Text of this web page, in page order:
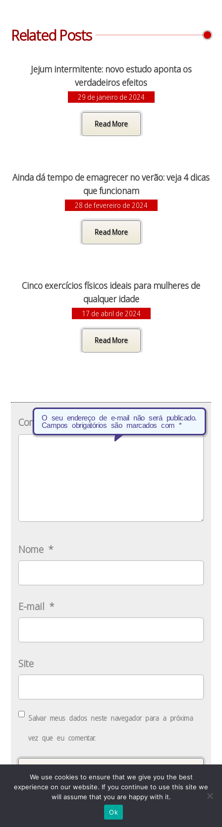
Related Posts
Jejum intermitente: novo estudo aponta os
verdadeiros efeitos
29 de janeiro de 2024
Read More
Ainda dá tempo de emagrecer no verão: veja 4 dicas
que funcionam
28 de fevereiro de 2024
Read More
Cinco exercícios físicos ideais para mulheres de
qualquer idade
17 de abril de 2024
Read More
O seu endereço de e-mail não será publicado.
Campos obrigatórios são marcados com*
Comentário*
Nome *
E-mail *
Site
Salvar meus dados neste navegador para a próxima
vez que eu comentar.
We use cookies to ensure that we give you the best
experience on our website. If you continue to use this site we
will assume that you are happy with it.
Ok